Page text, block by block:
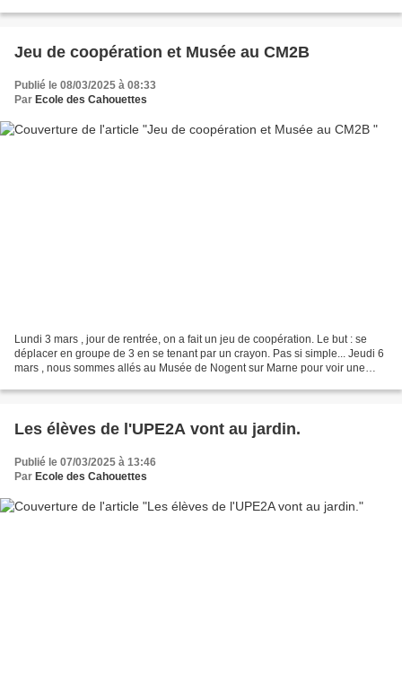
Jeu de coopération et Musée au CM2B
Publié le 08/03/2025 à 08:33
Par Ecole des Cahouettes
Lundi 3 mars , jour de rentrée, on a fait un jeu de coopération. Le but : se
déplacer en groupe de 3 en se tenant par un crayon. Pas si simple... Jeudi 6
mars , nous sommes allés au Musée de Nogent sur Marne pour voir une
Les élèves de l'UPE2A vont au jardin.
Publié le 07/03/2025 à 13:46
Par Ecole des Cahouettes